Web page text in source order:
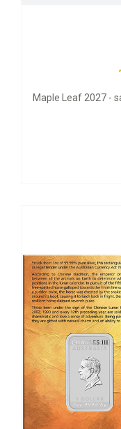
Maple Leaf 2027 -